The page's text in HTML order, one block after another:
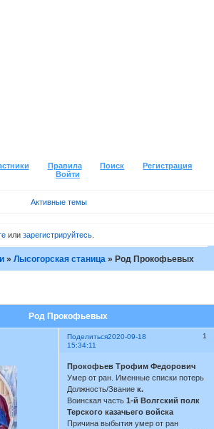
Правила Поиск
Регистрация
Войти
Активные темы
или зарегистрируйтесь.
»Лысогорская станица »Род Прокофьевых
Род Прокофьевых
Поделиться 1
2020-09-18
15:34:11
Прокофьев Трофим Федорович
Умер от ран. Именные списки потерь
Должность/Звание к.
Воинская часть1-й Волгский полк
Терского казачьего войска
Причина выбытия умер от ран